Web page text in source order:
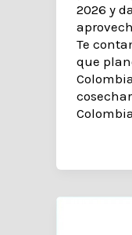
2026 y
Te
que